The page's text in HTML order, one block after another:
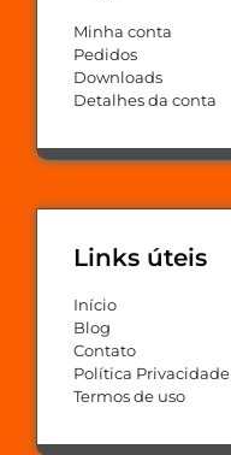
Minha conta
Pedidos
Downloads
Detalhes da conta
Links úteis
Início
Blog
Contato
Política Privacidade
Termos de uso